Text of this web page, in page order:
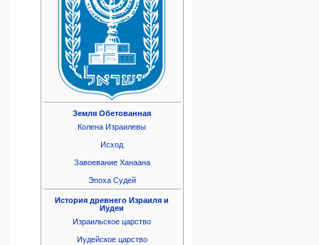
Земля Обетованная
Колена Израилевы
Исход
Завоевание Ханаана
Эпоха Судей
История древнего Израиля и
Иудеи
Израильское царство
Иудейское царство